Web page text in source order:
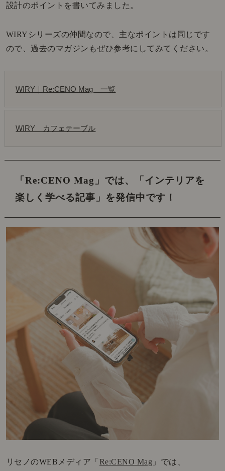
設計のポイントを書いてみました。
WIRYシリーズの仲間なので、主なポイントは同じです
ので、過去のマガジンもぜひ参考にしてみてください。
WIRY｜Re:CENO Mag　一覧
WIRY　カフェテーブル
「Re:CENO Mag」では、
「インテリアを
楽しく学べる記事」を発信中です！
リセノのWEBメディア「 Re:CENO Mag 」では、